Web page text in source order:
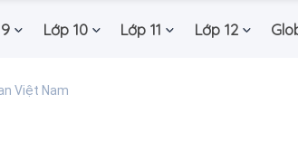
Lớp 10 Lớp 11 Lớp 12
Việt Nam